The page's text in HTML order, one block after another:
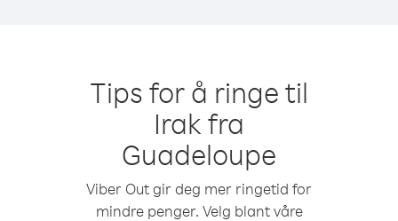
Tips for å ringe til
Irak fra
Guadeloupe
Viber Out gir deg mer ringetid for
mindre penger. Velg blant våre